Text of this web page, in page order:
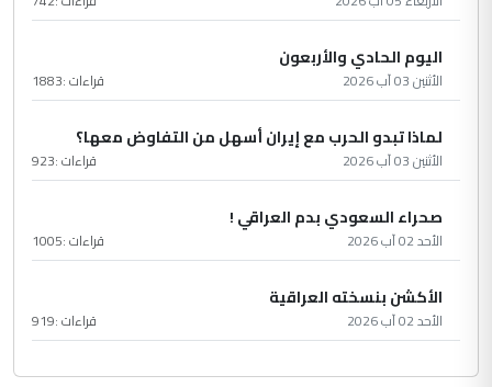
اليوم الحادي والأربعون
الأثنين 03 آب 2026 قراءات :1883
لماذا تبدو الحرب مع إيران أسهل من التفاوض معها؟
الأثنين 03 آب 2026 قراءات :923
صحراء السعودي بدم العراقي !
الأحد 02 آب 2026 قراءات :1005
الأكشن بنسخته العراقية
الأحد 02 آب 2026 قراءات :919